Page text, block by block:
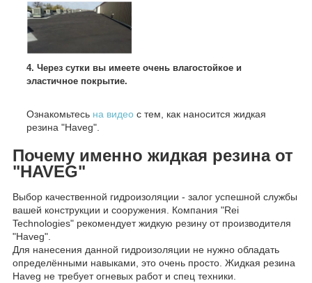
4. Через сутки вы имеете очень влагостойкое и
эластичное покрытие.
Ознакомьтесь на видео с тем, как наносится жидкая
резина "Haveg".
Почему именно жидкая резина от
"HAVEG"
Выбор качественной гидроизоляции - залог успешной службы
вашей конструкции и сооружения. Компания "Rei
Technologies" рекомендует жидкую резину от производителя
"Haveg".
Для нанесения данной гидроизоляции не нужно обладать
определёнными навыками, это очень просто. Жидкая резина
Haveg не требует огневых работ и спец техники.